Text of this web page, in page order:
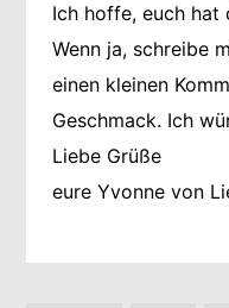
Ich hoffe, euch hat
Wenn ja, schreibe
einen kleinen
Geschmack. Ich
Liebe Grüße
eure Yvonne von